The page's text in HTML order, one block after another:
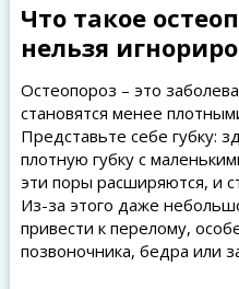
Что такое
нельзя
Остеопороз – это
становятся менее
Представьте себе губку:
плотную губку с
эти поры расширяются, и
Из-за этого даже
привести к перелому,
позвоночника, бедра или